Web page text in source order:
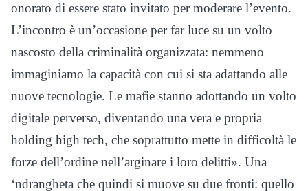
onorato di essere stato invitato per moderare l’evento.
L’incontro è un’occasione per far luce su un volto
nascosto della criminalità organizzata: nemmeno
immaginiamo la capacità con cui si sta adattando alle
nuove tecnologie. Le mafie stanno adottando un volto
digitale perverso, diventando una vera e propria
holding high tech, che soprattutto mette in difficoltà le
forze dell’ordine nell’arginare i loro delitti». Una
‘ndrangheta che quindi si muove su due fronti: quello